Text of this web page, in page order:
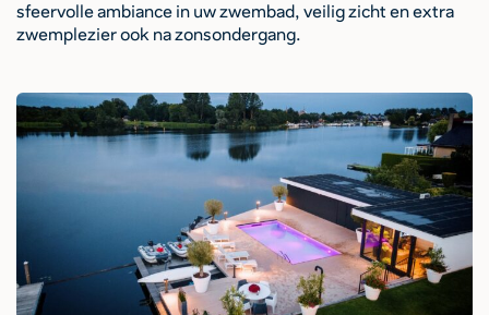
sfeervolle ambiance in uw zwembad, veilig zicht en extra
zwemplezier ook na zonsondergang.